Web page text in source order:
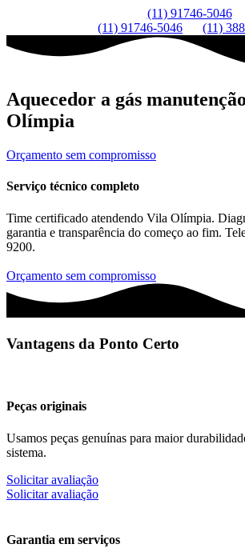
(11) 91746-5046
(11) 91746-5046
(11)
Aquecedor a gás
Olímpia
Orçamento sem compromisso
Serviço técnico completo
Time certificado atendendo Vila Olímpia.
garantia e transparência do começo ao fim.
9200.
Orçamento sem compromisso
Vantagens da Ponto Certo
Peças originais
Usamos peças genuínas para maior
sistema.
Solicitar avaliação
Solicitar avaliação
Garantia em serviços